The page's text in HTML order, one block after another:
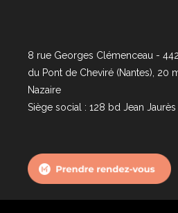
8 rue Georges Clémenceau -
du Pont de Cheviré (Nantes), 20
Nazaire
Siège social : 128 bd Jean